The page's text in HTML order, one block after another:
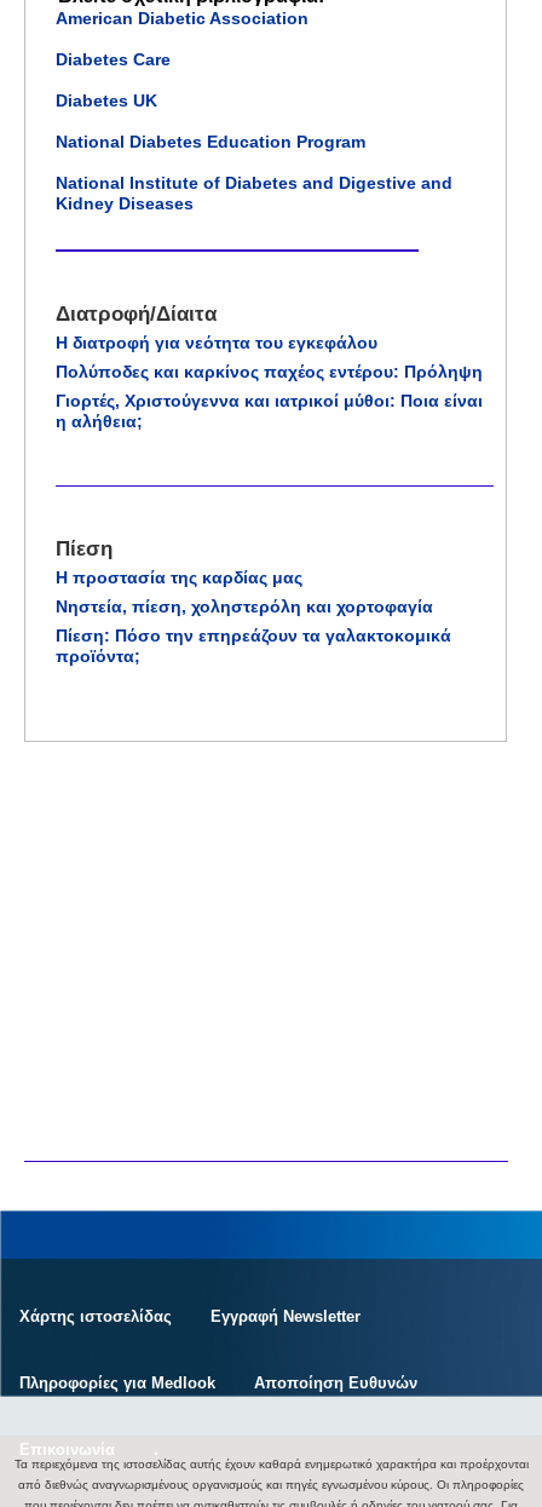
American Diabetic Association
Diabetes Care
Diabetes UK
National Diabetes Education Program
National Institute of Diabetes and Digestive and
Kidney Diseases
Διατροφή/Δίαιτα
Η διατροφή για νεότητα του εγκεφάλου
Πολύποδες και καρκίνος παχέος εντέρου: Πρόληψη
Γιορτές, Χριστούγεννα και ιατρικοί μύθοι: Ποια είναι
η αλήθεια;
Πίεση
Η προστασία της καρδίας μας
Νηστεία, πίεση, χοληστερόλη και χορτοφαγία
Πίεση: Πόσο την επηρεάζουν τα γαλακτοκομικά
προϊόντα;
Χάρτης ιστοσελίδας Εγγραφή Newsletter
Πληροφορίες για Medlook Αποποίηση Ευθυνών
Επικοινωνία .
Τα περιεχόμενα της ιστοσελίδας αυτής έχουν καθαρά ενημερωτικό χαρακτήρα και προέρχονται
από διεθνώς αναγνωρισμένους οργανισμούς και πηγές εγνωσμένου κύρους. Οι πληροφορίες